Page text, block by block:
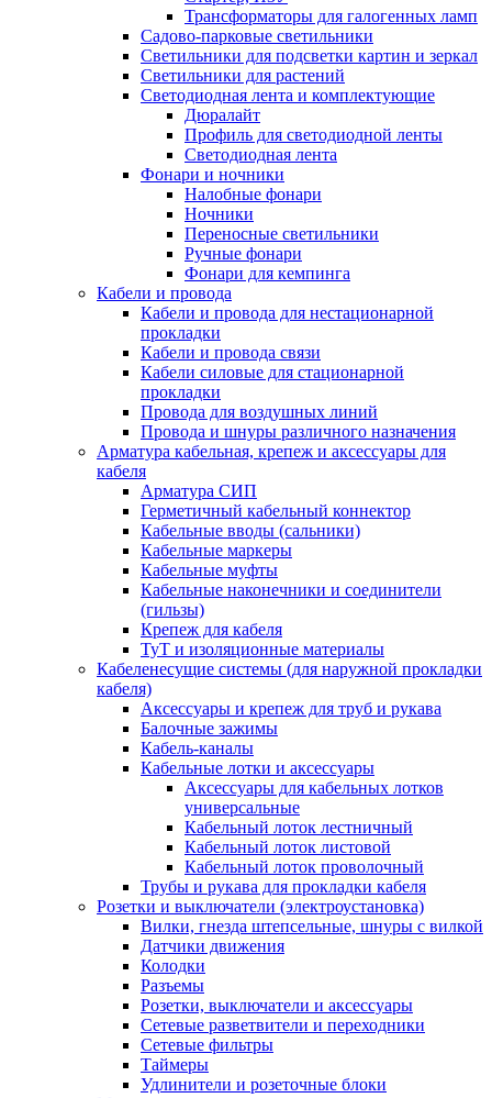
Трансформаторы для галогенных ламп
Садово-парковые светильники
Светильники для подсветки картин и зеркал
Светильники для растений
Светодиодная лента и комплектующие
Дюралайт
Профиль для светодиодной ленты
Светодиодная лента
Фонари и ночники
Налобные фонари
Ночники
Переносные светильники
Ручные фонари
Фонари для кемпинга
Кабели и провода
Кабели и провода для нестационарной
прокладки
Кабели и провода связи
Кабели силовые для стационарной
прокладки
Провода для воздушных линий
Провода и шнуры различного назначения
Арматура кабельная, крепеж и аксессуары для
кабеля
Арматура СИП
Герметичный кабельный коннектор
Кабельные вводы (сальники)
Кабельные маркеры
Кабельные муфты
Кабельные наконечники и соединители
(гильзы)
Крепеж для кабеля
ТуТ и изоляционные материалы
Кабеленесущие системы (для наружной прокладки
кабеля)
Аксессуары и крепеж для труб и рукава
Балочные зажимы
Кабель-каналы
Кабельные лотки и аксессуары
Аксессуары для кабельных лотков
универсальные
Кабельный лоток лестничный
Кабельный лоток листовой
Кабельный лоток проволочный
Трубы и рукава для прокладки кабеля
Розетки и выключатели (электроустановка)
Вилки, гнезда штепсельные, шнуры с вилкой
Датчики движения
Колодки
Разъемы
Розетки, выключатели и аксессуары
Сетевые разветвители и переходники
Сетевые фильтры
Таймеры
Удлинители и розеточные блоки